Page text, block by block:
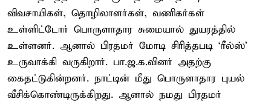
விவசாயிகள், தொழிலாளர்கள், வணிகர்கள்
உள்ளிட்டோர் பொருளாதார சுமையால் துயரத்தில்
உள்ளனர். ஆனால் பிரதமர் மோடி சிரித்தபடி ‘ரீல்ஸ்’
உருவாக்கி வருகிறார். பா.ஜ.க.வினர் அதற்கு
கைதட்டுகின்றனர். நாட்டின் மீது பொருளாதார புயல்
வீசிக்கொண்டிருக்கிறது. ஆனால் நமது பிரதமர்